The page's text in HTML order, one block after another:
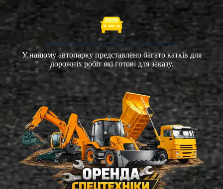
Великий вибір катків для трамбування
У нашому автопарку представлено багато катків для
дорожніх робіт які готові для заказу.